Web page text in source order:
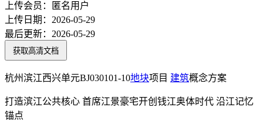
上传会员：
匿名用户
上传日期： 2026-05-29
最后更新： 2026-05-29
获取高清文档
杭州滨江西兴单元BJ030101-10地块项目 建筑概念方案
打造滨江公共核心 首席江景豪宅开创钱江奥体时代 沿江记忆
锚点